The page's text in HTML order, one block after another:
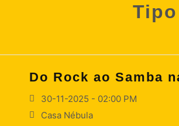
Do Rock ao Samba
30-11-2025 - 02:00 PM
Casa Nébula